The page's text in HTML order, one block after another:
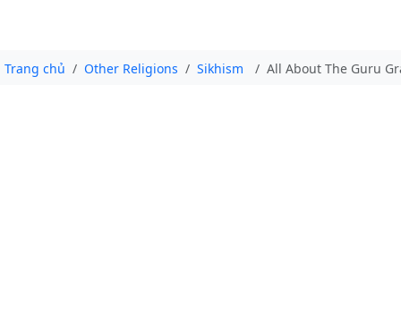
Trang chủ Other Religions Sikhism All About The Guru